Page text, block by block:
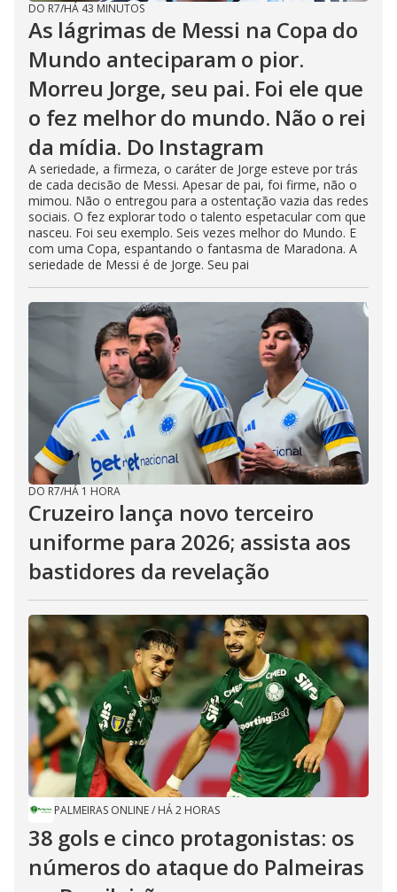
DO R7/HÁ 43 MINUTOS
As lágrimas de Messi na Copa do
Mundo anteciparam o pior.
Morreu Jorge, seu pai. Foi ele que
o fez melhor do mundo. Não o rei
da mídia. Do Instagram
A seriedade, a firmeza, o caráter de Jorge esteve por trás
de cada decisão de Messi. Apesar de pai, foi firme, não o
mimou. Não o entregou para a ostentação vazia das redes
sociais. O fez explorar todo o talento espetacular com que
nasceu. Foi seu exemplo. Seis vezes melhor do Mundo. E
com uma Copa, espantando o fantasma de Maradona. A
seriedade de Messi é de Jorge. Seu pai
DO R7/HÁ 1 HORA
Cruzeiro lança novo terceiro
uniforme para 2026; assista aos
bastidores da revelação
PALMEIRAS ONLINE/ HÁ 2 HORAS
38 gols e cinco protagonistas: os
números do ataque do Palmeiras